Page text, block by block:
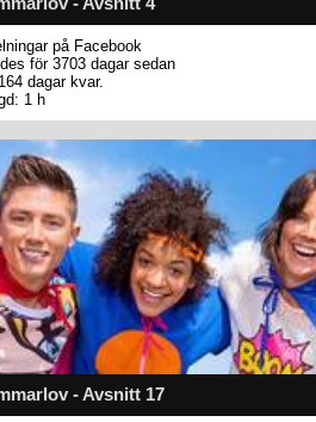
på Facebook
för 3703 dagar sedan
dagar kvar.
1 h
- Avsnitt 17